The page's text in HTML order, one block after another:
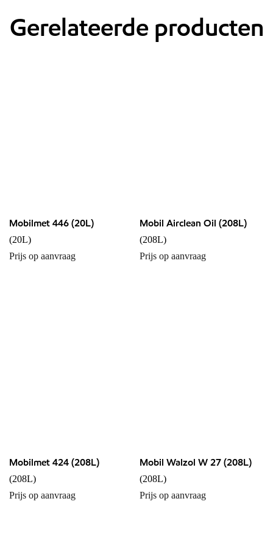
Gerelateerde producten
Mobilmet 446 (20L)
(20L)
Prijs op aanvraag
Mobil Airclean Oil (208L)
(208L)
Prijs op aanvraag
Mobilmet 424 (208L)
(208L)
Prijs op aanvraag
Mobil Walzol W 27 (208L)
(208L)
Prijs op aanvraag